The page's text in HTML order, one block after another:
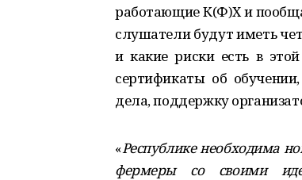
работающие К(Ф)Х и
слушатели будут иметь
и какие риски есть в
сертификаты об
дела, поддержку
«Республике необходима
фермеры со своими